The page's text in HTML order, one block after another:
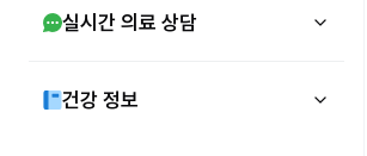
실시간 의료 상담
건강 정보